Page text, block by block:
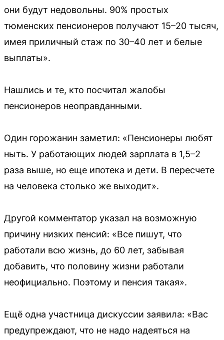
они будут недовольны. 90% простых
тюменских пенсионеров получают 15–20 тысяч,
имея приличный стаж по 30–40 лет и белые
выплаты».
Нашлись и те, кто посчитал жалобы
пенсионеров неоправданными.
Один горожанин заметил: «Пенсионеры любят
ныть. У работающих людей зарплата в 1,5–2
раза выше, но еще ипотека и дети. В пересчете
на человека столько же выходит».
Другой комментатор указал на возможную
причину низких пенсий: «Все пишут, что
работали всю жизнь, до 60 лет, забывая
добавить, что половину жизни работали
неофициально. Поэтому и пенсия такая».
Ещё одна участница дискуссии заявила: «Вас
предупреждают, что не надо надеяться на